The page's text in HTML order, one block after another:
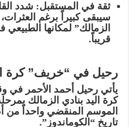
ثقة في المستقبل: شدد
سيبقى كبيراً برغم
الزمالك” لمكانها
قريباً.
رحيل في “خريف” كرة
يأتي رحيل أحمد الأحمر في
كرة اليد بنادي الزمالك
الموسم المنقضي واحداً
تاريخ “الكوماندوز”.